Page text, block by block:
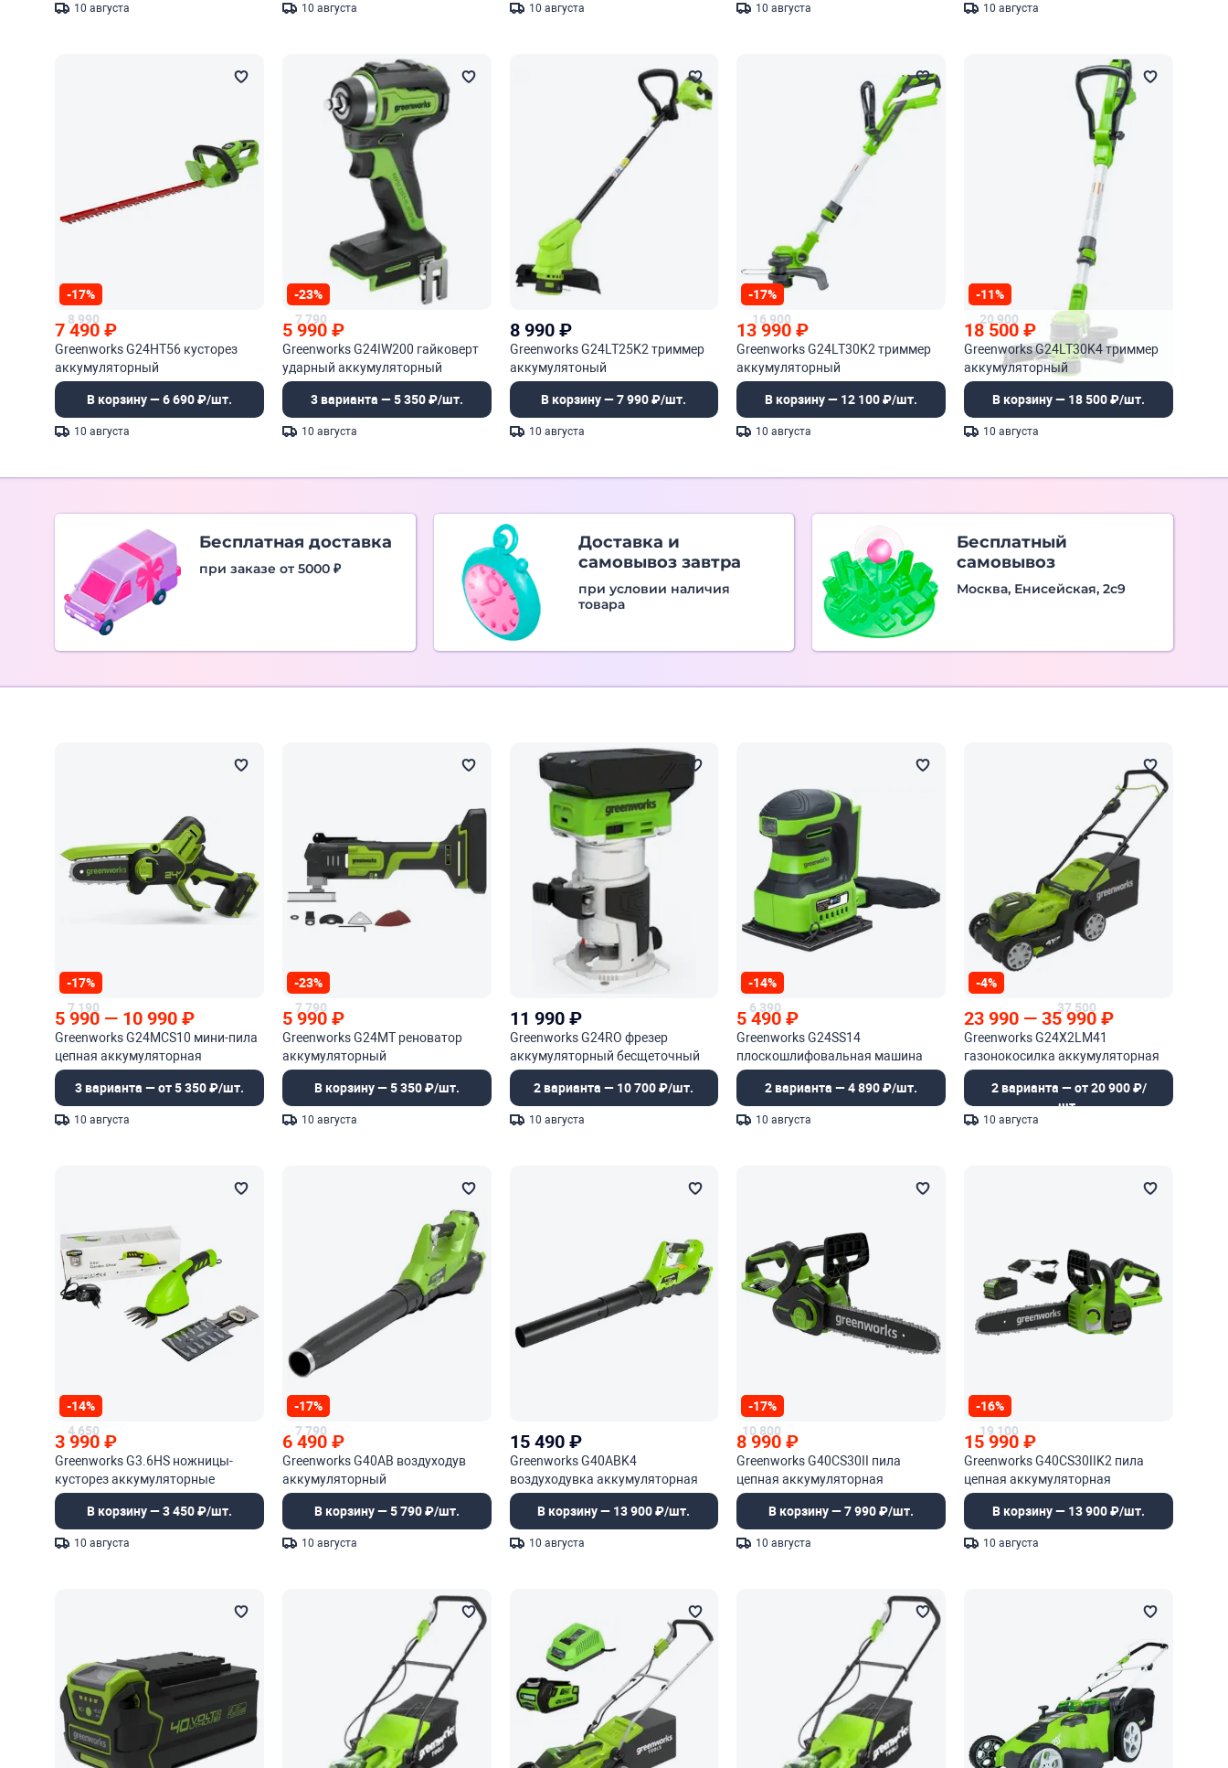
10 августа 10 августа 10 августа 10 августа 10 августа
-17%
8 990
7 490₽
Greenworks G24HT56 кусторез
аккумуляторный
В корзину — 6 690 ₽/шт.
10 августа
-23%
7 790
5 990₽
Greenworks G24IW200 гайковерт
ударный аккумуляторный
бесщеточный
3 варианта — 5 350 ₽/шт.
10 августа
8 990 ₽
Greenworks G24LT25K2 триммер
аккумулятоный
В корзину — 7 990 ₽/шт.
10 августа
-17%
16 900
13 990₽
Greenworks G24LT30K2 триммер
аккумуляторный
В корзину — 12 100 ₽/шт.
10 августа
-11%
20 900
18 500₽
Greenworks G24LT30K4 триммер
аккумуляторный
В корзину — 18 500 ₽/шт.
10 августа
Бесплатная доставка
при заказе от 5000 ₽
Доставка и
самовывоз завтра
при условии наличия
товара
Бесплатный
самовывоз
Москва, Енисейская, 2с9
-17%
7 190
5 990 — 10 990₽
Greenworks G24MCS10 мини-пила
цепная аккумуляторная
3 варианта — от 5 350 ₽/шт.
10 августа
-23%
7 790
5 990₽
Greenworks G24MT реноватор
аккумуляторный
В корзину — 5 350 ₽/шт.
10 августа
11 990 ₽
Greenworks G24RO фрезер
аккумуляторный бесщеточный
2 варианта — 10 700 ₽/шт.
10 августа
-14%
6 390
5 490₽
Greenworks G24SS14
плоскошлифовальная машина
2 варианта — 4 890 ₽/шт.
10 августа
-4%
23 990 — 37 500
35 990₽
Greenworks G24X2LM41
газонокосилка аккумуляторная
2 варианта — от 20 900 ₽/
шт.
10 августа
-14%
4 650
3 990₽
Greenworks G3.6HS ножницы-
кусторез аккумуляторные
В корзину — 3 450 ₽/шт.
10 августа
-17%
7 790
6 490₽
Greenworks G40AB воздуходув
аккумуляторный
В корзину — 5 790 ₽/шт.
10 августа
15 490 ₽
Greenworks G40ABK4
воздуходувка аккумуляторная
В корзину — 13 900 ₽/шт.
10 августа
-17%
10 800
8 990₽
Greenworks G40CS30II пила
цепная аккумуляторная
В корзину — 7 990 ₽/шт.
10 августа
-16%
19 100
15 990₽
Greenworks G40CS30IIK2 пила
цепная аккумуляторная
В корзину — 13 900 ₽/шт.
10 августа